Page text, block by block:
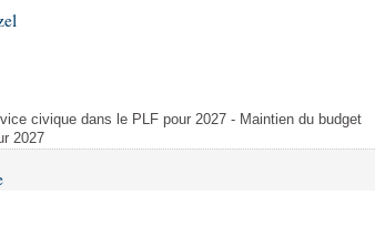
civique dans le PLF pour 2027 - Maintien du budget
2027